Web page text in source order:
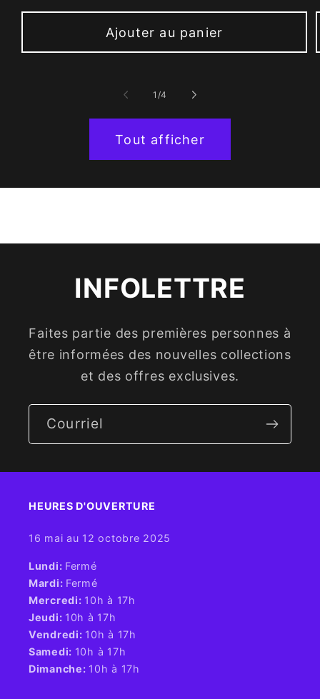
habituel
Ajouter au panier
1 /de
4
Tout afficher
INFOLETTRE
Faites partie des premières personnes à
être informées des nouvelles collections
et des offres exclusives.
Courriel
HEURES D'OUVERTURE​
16 mai au 12 octobre 2025
​Lundi: Fermé
Mardi: Fermé
Mercredi: 10h à 17h
Jeudi: 10h à 17h
Vendredi: 10h à 17h
Samedi: 10h à 17h
Dimanche: 10h à 17h